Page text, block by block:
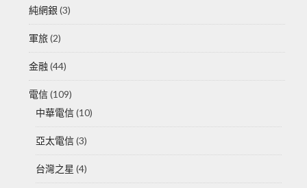
純網銀 (3)
軍旅(2)
金融 (44)
電信(109)
中華電信(10)
亞太電信(3)
台灣之星 (4)